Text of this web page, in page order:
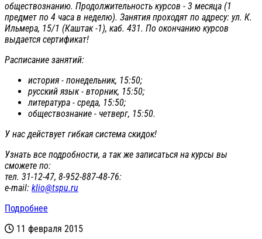
обществознанию. Продолжительность курсов - 3 месяца (1
предмет по 4 часа в неделю). Занятия проходят по адресу: ул. К.
Ильмера, 15/1 (Каштак -1), каб. 431. По окончанию курсов
выдается сертификат!
Расписание занятий:
история - понедельник, 15:50;
русский язык - вторник, 15:50;
литература - среда, 15:50;
обществознание - четверг, 15:50.
У нас действует гибкая система скидок!
Узнать все подробности, а так же записаться на курсы вы
сможете по:
тел. 31-12-47, 8-952-887-48-76:
е-mail: klio@tspu.ru
Подробнее
11 февраля 2015